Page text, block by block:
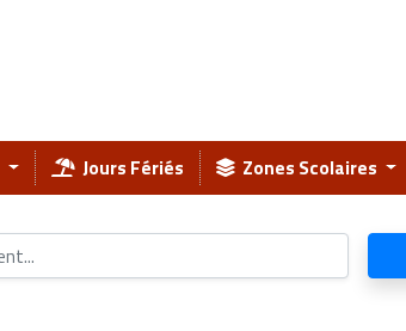
Jours Fériés Zones Scolaires